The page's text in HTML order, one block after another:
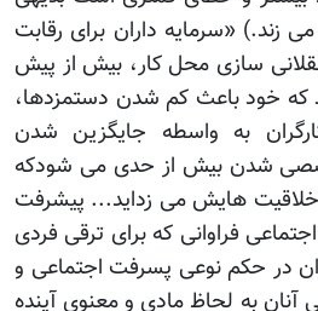
زند.) «سرمایه داران برای رقابت
سازی محل کار، بیش از پیش
که خود باعث کم شدن دستمزدها،
به واسطه جایگزین شدن
شدن بیش از حدی می شودکه
و خلاقیت هایش می زداید... پیشرفت
فراوانی که برای ترقی فردی
در حکم نوعی پسرفت اجتماعی و
به لحاظ مادی و معنوی آینده